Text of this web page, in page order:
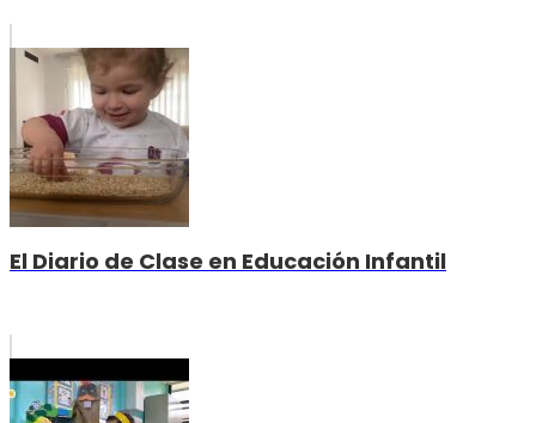
El Diario de Clase en Educación Infantil